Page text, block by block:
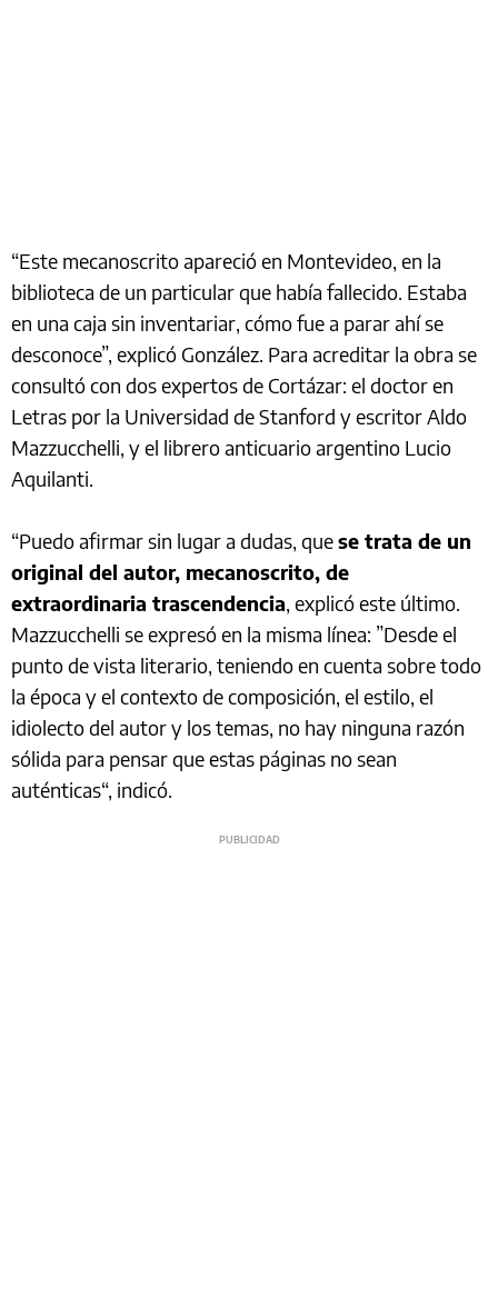
“Este mecanoscrito apareció en Montevideo, en la
biblioteca de un particular que había fallecido. Estaba
en una caja sin inventariar, cómo fue a parar ahí se
desconoce”, explicó González. Para acreditar la obra se
consultó con dos expertos de Cortázar: el doctor en
Letras por la Universidad de Stanford y escritor Aldo
Mazzucchelli, y el librero anticuario argentino Lucio
Aquilanti.
“Puedo afirmar sin lugar a dudas, quese trata de un
original del autor, mecanoscrito, de
extraordinaria trascendencia, explicó este último.
Mazzucchelli se expresó en la misma línea: ”Desde el
punto de vista literario, teniendo en cuenta sobre todo
la época y el contexto de composición, el estilo, el
idiolecto del autor y los temas, no hay ninguna razón
sólida para pensar que estas páginas no sean
auténticas“, indicó.